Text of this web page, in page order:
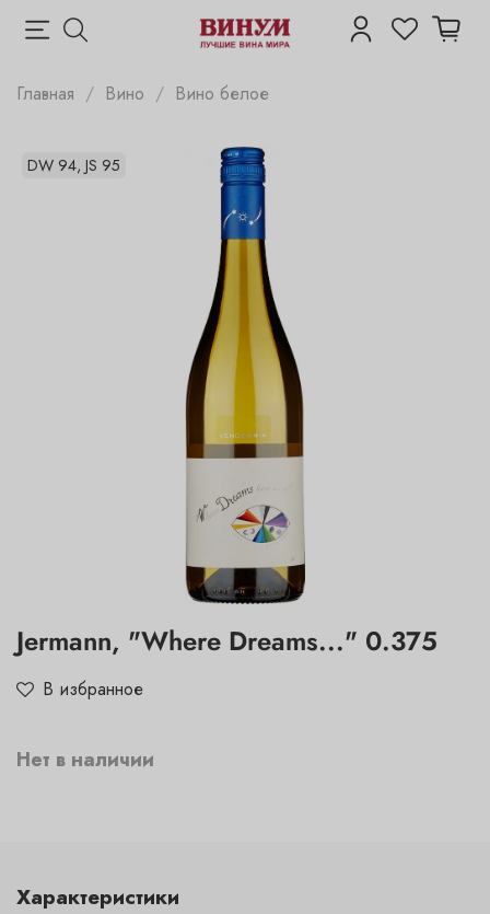
Главная Вино Вино белое
DW 94, JS 95
Jermann, "Where Dreams..." 0.375
В избранное
Нет в наличии
Характеристики